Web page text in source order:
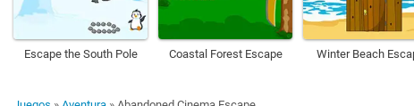
Escape the South Pole Coastal Forest Escape Winter Beach